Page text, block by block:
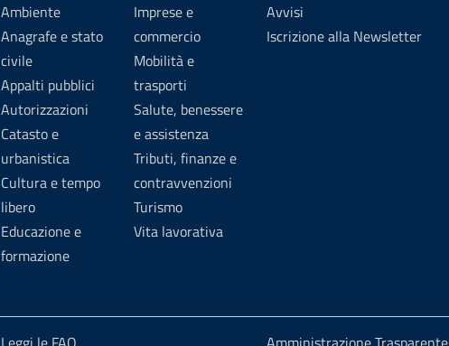
Ambiente
Anagrafe e stato
civile
Appalti pubblici
Autorizzazioni
Catasto e
urbanistica
Cultura e tempo
libero
Educazione e
formazione
Imprese e
commercio
Mobilità e
trasporti
Salute, benessere
e assistenza
Tributi, finanze e
contravvenzioni
Turismo
Vita lavorativa
Avvisi
Iscrizione alla Newsletter